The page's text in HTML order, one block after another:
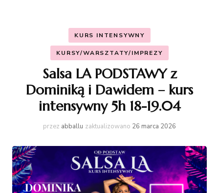
KURS INTENSYWNY
KURSY/WARSZTATY/IMPREZY
Salsa LA PODSTAWY z
Dominiką i Dawidem – kurs
intensywny 5h 18-19.04
przez abballu zaktualizowano 26 marca 2026